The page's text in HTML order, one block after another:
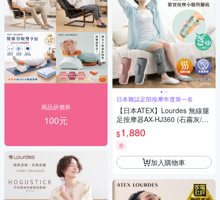
商品折價券
100元
日本雜誌足部按摩年度第一名
【日本ATEX】Lourdes 無線腿
足按摩器AX-HJ360 (石霧灰/野
莓粉)
$1,880
券
加入購物車